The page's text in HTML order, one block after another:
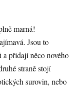
marná!
Jsou to
přidají něco nového
straně stojí
surovin, nebo